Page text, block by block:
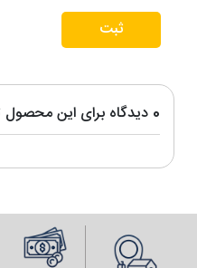
0 دیدگاه برای این محصول ثبت شده است
ثبت